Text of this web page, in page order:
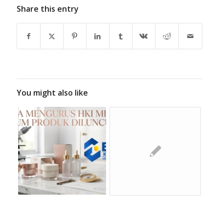
Share this entry
You might also like